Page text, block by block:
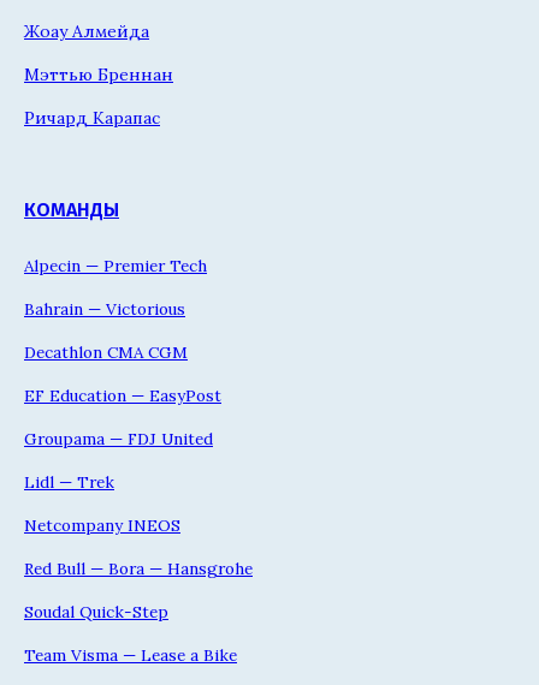
Жоау Алмейда
Мэттью Бреннан
Ричард Карапас
КОМАНДЫ
Alpecin — Premier Tech
Bahrain — Victorious
Decathlon CMA CGM
EF Education — EasyPost
Groupama — FDJ United
Lidl — Trek
Netcompany INEOS
Red Bull — Bora — Hansgrohe
Soudal Quick-Step
Team Visma — Lease a Bike